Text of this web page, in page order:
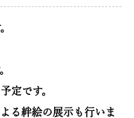
定です。
る絆絵の展示も行いま